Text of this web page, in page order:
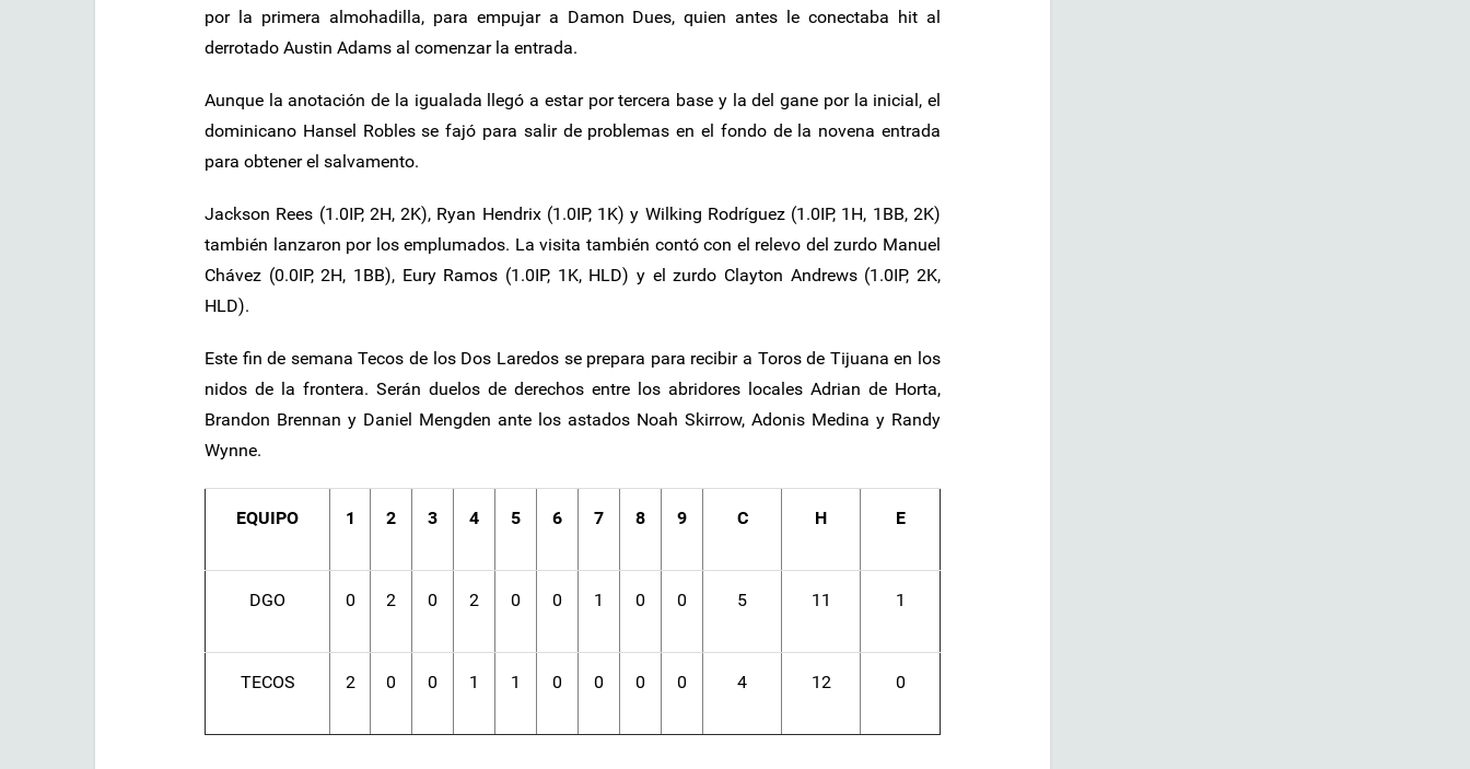
por la primera almohadilla, para empujar a Damon Dues, quien antes le conectaba hit al
derrotado Austin Adams al comenzar la entrada.
Aunque la anotación de la igualada llegó a estar por tercera base y la del gane por la inicial, el
dominicano Hansel Robles se fajó para salir de problemas en el fondo de la novena entrada
para obtener el salvamento.
Jackson Rees (1.0IP, 2H, 2K), Ryan Hendrix (1.0IP, 1K) y Wilking Rodríguez (1.0IP, 1H, 1BB, 2K)
también lanzaron por los emplumados. La visita también contó con el relevo del zurdo Manuel
Chávez (0.0IP, 2H, 1BB), Eury Ramos (1.0IP, 1K, HLD) y el zurdo Clayton Andrews (1.0IP, 2K,
HLD).
Este fin de semana Tecos de los Dos Laredos se prepara para recibir a Toros de Tijuana en los
nidos de la frontera. Serán duelos de derechos entre los abridores locales Adrian de Horta,
Brandon Brennan y Daniel Mengden ante los astados Noah Skirrow, Adonis Medina y Randy
Wynne.
EQUIPO 1 2 3 4 5 6 7 8 9 C H E
DGO 0 2 0 2 0 0 1 0 0 5 11 1
TECOS 2 0 0 1 1 0 0 0 0 4 12 0